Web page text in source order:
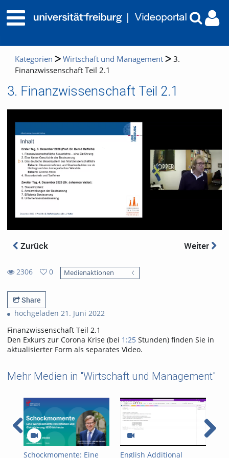
Kategorien Wirtschaft und Management
3.
Finanzwissenschaft Teil 2.1
3. Finanzwissenschaft Teil 2.1
Zurück Weiter
2306
views
0
favorites
Medienaktionen
Share
hochgeladen 21. Juni 2022
Finanzwissenschaft Teil 2.1
Den Exkurs zur Corona Krise (bei 1:25 Stunden) finden Sie in
aktualisierter Form als separates Video.
Mehr Medien in "Wirtschaft und Management"
Schockmomente: Eine
English Additional